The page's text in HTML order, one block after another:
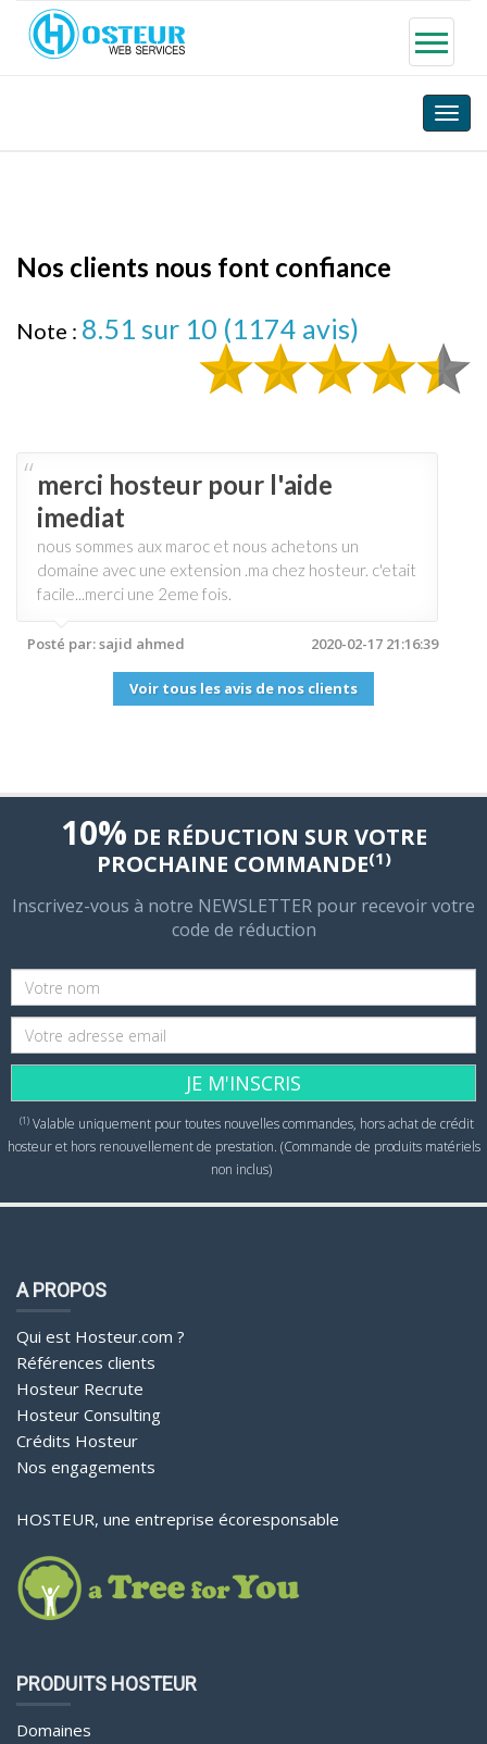
Toggle
Nos clients nous font confiance
Note : 8.51 sur 10 (1174 avis)
merci hosteur pour l'aide
imediat
nous sommes aux maroc et nous achetons un
domaine avec une extension .ma chez hosteur. c'etait
facile...merci une 2eme fois.
Posté par: sajid ahmed 2020-02-17 21:16:39
Voir tous les avis de nos clients
10% DE RÉDUCTION SUR VOTRE
PROCHAINE COMMANDE(1)
Inscrivez-vous à notre NEWSLETTER pour recevoir votre
code de réduction
JE M'INSCRIS
(1)Valable uniquement pour toutes nouvelles commandes, hors achat de crédit
hosteur et hors renouvellement de prestation. (Commande de produits matériels
non inclus)
A PROPOS
Qui est Hosteur.com ?
Références clients
Hosteur Recrute
Hosteur Consulting
Crédits Hosteur
Nos engagements
HOSTEUR, une entreprise écoresponsable
PRODUITS HOSTEUR
Domaines